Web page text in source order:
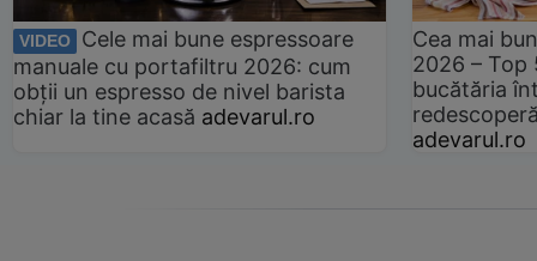
VIDEO
Cele mai bune espressoare
manuale cu portafiltru 2026: cum
obții un espresso de nivel barista
chiar la tine acasă adevarul.ro
Cea mai
2026 –
bucătăria
adevarul.ro